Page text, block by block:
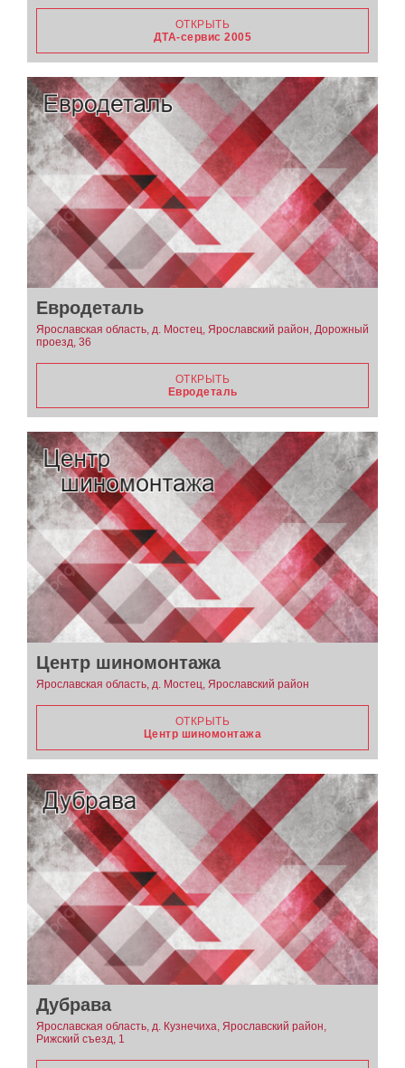
ОТКРЫТЬ
ДТА-сервис 2005
Евродеталь
Ярославская область, д. Мостец, Ярославский район, Дорожный
проезд, 36
ОТКРЫТЬ
Евродеталь
Центр шиномонтажа
Ярославская область, д. Мостец, Ярославский район
ОТКРЫТЬ
Центр шиномонтажа
Дубрава
Ярославская область, д. Кузнечиха, Ярославский район,
Рижский съезд, 1